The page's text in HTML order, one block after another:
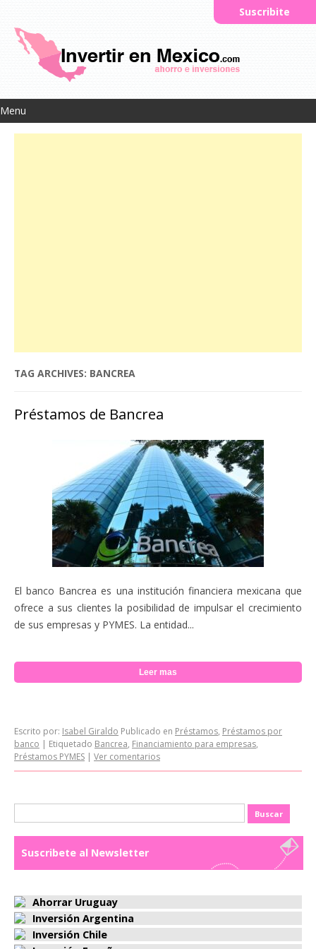
Menu
Suscribite
TAG ARCHIVES: BANCREA
Préstamos de Bancrea
El banco Bancrea es una institución financiera mexicana que
ofrece a sus clientes la posibilidad de impulsar el crecimiento
de sus empresas y PYMES. La entidad...
Leer mas
Escrito por: Isabel Giraldo Publicado en Préstamos, Préstamos por
banco | Etiquetado Bancrea, Financiamiento para empresas,
Préstamos PYMES | Ver comentarios
Suscribete al Newsletter
Ahorrar Uruguay
Inversión Argentina
Inversión Chile